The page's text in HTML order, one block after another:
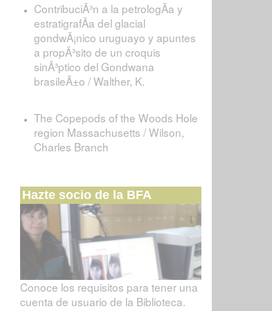
ContribuciÃ³n a la petrologÃ­a y
estratigrafÃ­a del glacial
gondwÃ¡nico uruguayo y apuntes
a propÃ³sito de un croquis
sinÃ³ptico del Gondwana
brasileÃ±o / Walther, K.
The Copepods of the Woods Hole
region Massachusetts / Wilson,
Charles Branch
Hazte socio de la BFA
Conoce los requisitos para tener una
cuenta de usuario de la Biblioteca.